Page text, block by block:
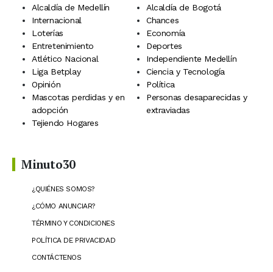
Alcaldía de Medellín
Alcaldía de Bogotá
Internacional
Chances
Loterías
Economía
Entretenimiento
Deportes
Atlético Nacional
Independiente Medellín
Liga Betplay
Ciencia y Tecnología
Opinión
Política
Mascotas perdidas y en
adopción
Personas desaparecidas y
extraviadas
Tejiendo Hogares
Minuto30
¿QUIÉNES SOMOS?
¿CÓMO ANUNCIAR?
TÉRMINO Y CONDICIONES
POLÍTICA DE PRIVACIDAD
CONTÁCTENOS